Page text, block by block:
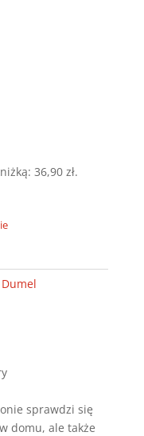
36,90 zł.
Dumel
sprawdzi się
domu, ale także